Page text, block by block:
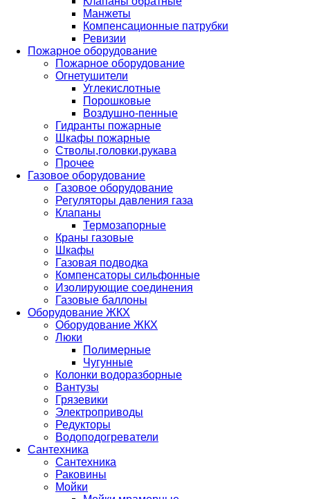
Манжеты
Компенсационные патрубки
Ревизии
Пожарное оборудование
Пожарное оборудование
Огнетушители
Углекислотные
Порошковые
Воздушно-пенные
Гидранты пожарные
Шкафы пожарные
Стволы,головки,рукава
Прочее
Газовое оборудование
Газовое оборудование
Регуляторы давления газа
Клапаны
Термозапорные
Краны газовые
Шкафы
Газовая подводка
Компенсаторы сильфонные
Изолирующие соединения
Газовые баллоны
Оборудование ЖКХ
Оборудование ЖКХ
Люки
Полимерные
Чугунные
Колонки водоразборные
Вантузы
Грязевики
Электроприводы
Редукторы
Водоподогреватели
Сантехника
Сантехника
Раковины
Мойки